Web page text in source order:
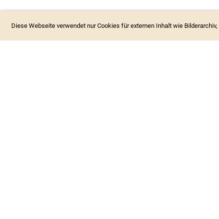
Diese Webseite verwendet nur Cookies für externen Inhalt wie Bilderarchiv,